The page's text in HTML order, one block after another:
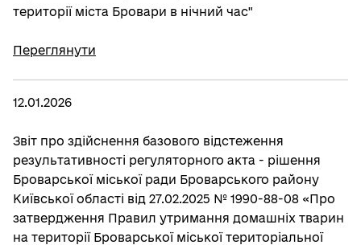
території міста Бровари в нічний час"
Переглянути
12.01.2026
Звіт про здійснення базового відстеження
результативності регуляторного акта - рішення
Броварської міської ради Броварського району
Київської області від 27.02.2025 № 1990-88-08 «Про
затвердження Правил утримання домашніх тварин
на території Броварської міської територіальної